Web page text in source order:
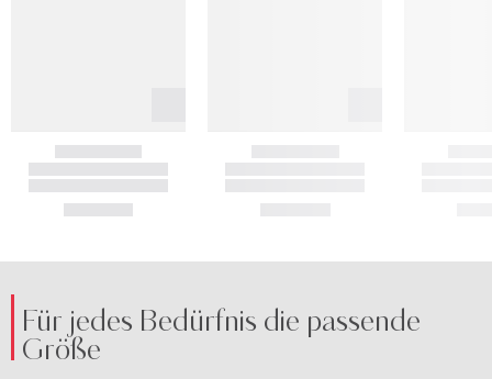
Für jedes Bedürfnis die passende
Größe